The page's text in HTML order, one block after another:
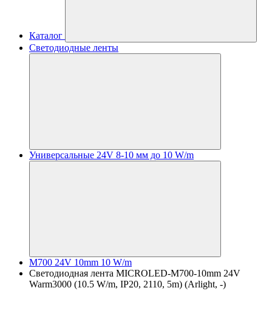
Каталог
Светодиодные ленты
Универсальные 24V 8-10 мм до 10 W/m
M700 24V 10mm 10 W/m
Светодиодная лента MICROLED-M700-10mm 24V
Warm3000 (10.5 W/m, IP20, 2110, 5m) (Arlight, -)